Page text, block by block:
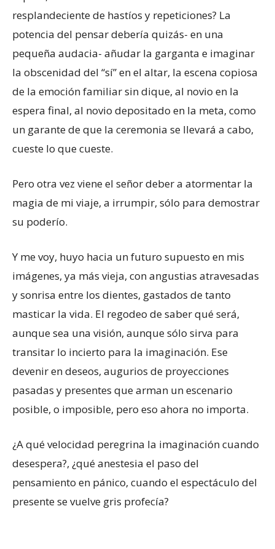
resplandeciente de hastíos y repeticiones? La
potencia del pensar debería quizás- en una
pequeña audacia- añudar la garganta e imaginar
la obscenidad del “sí” en el altar, la escena copiosa
de la emoción familiar sin dique, al novio en la
espera final, al novio depositado en la meta, como
un garante de que la ceremonia se llevará a cabo,
cueste lo que cueste.
Pero otra vez viene el señor deber a atormentar la
magia de mi viaje, a irrumpir, sólo para demostrar
su poderío.
Y me voy, huyo hacia un futuro supuesto en mis
imágenes, ya más vieja, con angustias atravesadas
y sonrisa entre los dientes, gastados de tanto
masticar la vida. El regodeo de saber qué será,
aunque sea una visión, aunque sólo sirva para
transitar lo incierto para la imaginación. Ese
devenir en deseos, augurios de proyecciones
pasadas y presentes que arman un escenario
posible, o imposible, pero eso ahora no importa.
¿A qué velocidad peregrina la imaginación cuando
desespera?, ¿qué anestesia el paso del
pensamiento en pánico, cuando el espectáculo del
presente se vuelve gris profecía?